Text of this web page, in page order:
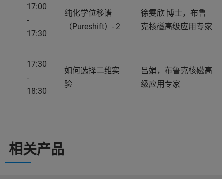
17:00
-
17:30
纯化学位移谱
（Pureshift）- 2
徐雯欣 博士，布鲁
克核磁高级应用专家
17:30
-
18:30
如何选择二维实
验
吕娟，布鲁克核磁高
级应用专家
相关产品